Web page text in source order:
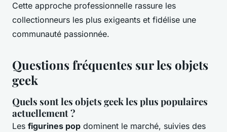
Cette approche professionnelle rassure les
collectionneurs les plus exigeants et fidélise une
communauté passionnée.
Questions fréquentes sur les objets
geek
Quels sont les objets geek les plus populaires
actuellement ?
Les figurines pop dominent le marché, suivies des